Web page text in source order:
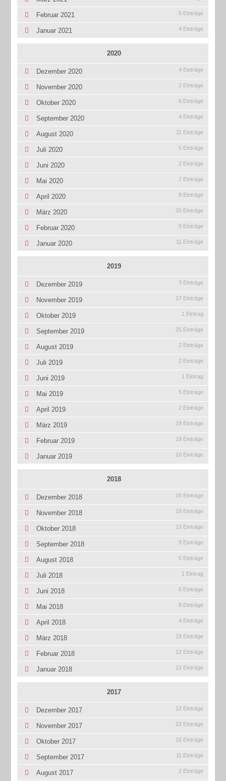
Februar 2021 6 Einträge
Januar 2021 4 Einträge
2020
Dezember 2020 4 Einträge
November 2020 2 Einträge
Oktober 2020 6 Einträge
September 2020 4 Einträge
August 2020 11 Einträge
Juli 2020 5 Einträge
Juni 2020 2 Einträge
Mai 2020 7 Einträge
April 2020 8 Einträge
März 2020 20 Einträge
Februar 2020 9 Einträge
Januar 2020 11 Einträge
2019
Dezember 2019 3 Einträge
November 2019 17 Einträge
Oktober 2019 1 Eintrag
September 2019 25 Einträge
August 2019 2 Einträge
Juli 2019 2 Einträge
Juni 2019 1 Eintrag
Mai 2019 5 Einträge
April 2019 2 Einträge
März 2019 19 Einträge
Februar 2019 19 Einträge
Januar 2019 10 Einträge
2018
Dezember 2018 16 Einträge
November 2018 18 Einträge
Oktober 2018 13 Einträge
September 2018 9 Einträge
August 2018 5 Einträge
Juli 2018 1 Eintrag
Juni 2018 6 Einträge
Mai 2018 8 Einträge
April 2018 4 Einträge
März 2018 19 Einträge
Februar 2018 12 Einträge
Januar 2018 12 Einträge
2017
Dezember 2017 12 Einträge
November 2017 22 Einträge
Oktober 2017 16 Einträge
September 2017 11 Einträge
August 2017 2 Einträge